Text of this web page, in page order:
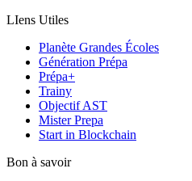
LIens Utiles
Planète Grandes Écoles
Génération Prépa
Prépa+
Trainy
Objectif AST
Mister Prepa
Start in Blockchain
Bon à savoir